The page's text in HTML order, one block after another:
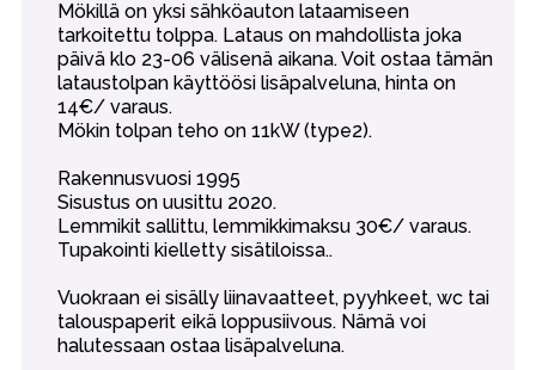
Mökillä on yksi sähköauton lataamiseen
tarkoitettu tolppa. Lataus on mahdollista joka
päivä klo 23-06 välisenä aikana. Voit ostaa tämän
lataustolpan käyttöösi lisäpalveluna, hinta on
14€/ varaus.
Mökin tolpan teho on 11kW (type2).
Rakennusvuosi 1995
Sisustus on uusittu 2020.
Lemmikit sallittu, lemmikkimaksu 30€/ varaus.
Tupakointi kielletty sisätiloissa..
Vuokraan ei sisälly liinavaatteet, pyyhkeet, wc tai
talouspaperit eikä loppusiivous. Nämä voi
halutessaan ostaa lisäpalveluna.